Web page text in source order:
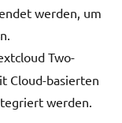
werden, um
Two-
Cloud-basierten
werden.